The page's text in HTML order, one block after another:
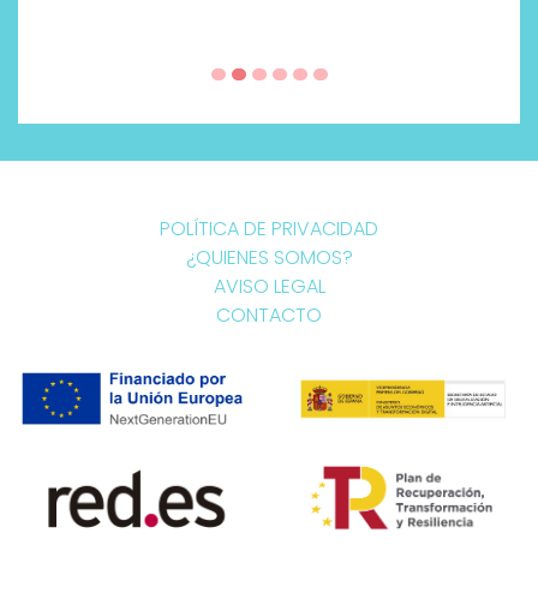
POLÍTICA DE PRIVACIDAD
¿QUIENES SOMOS?
AVISO LEGAL
CONTACTO